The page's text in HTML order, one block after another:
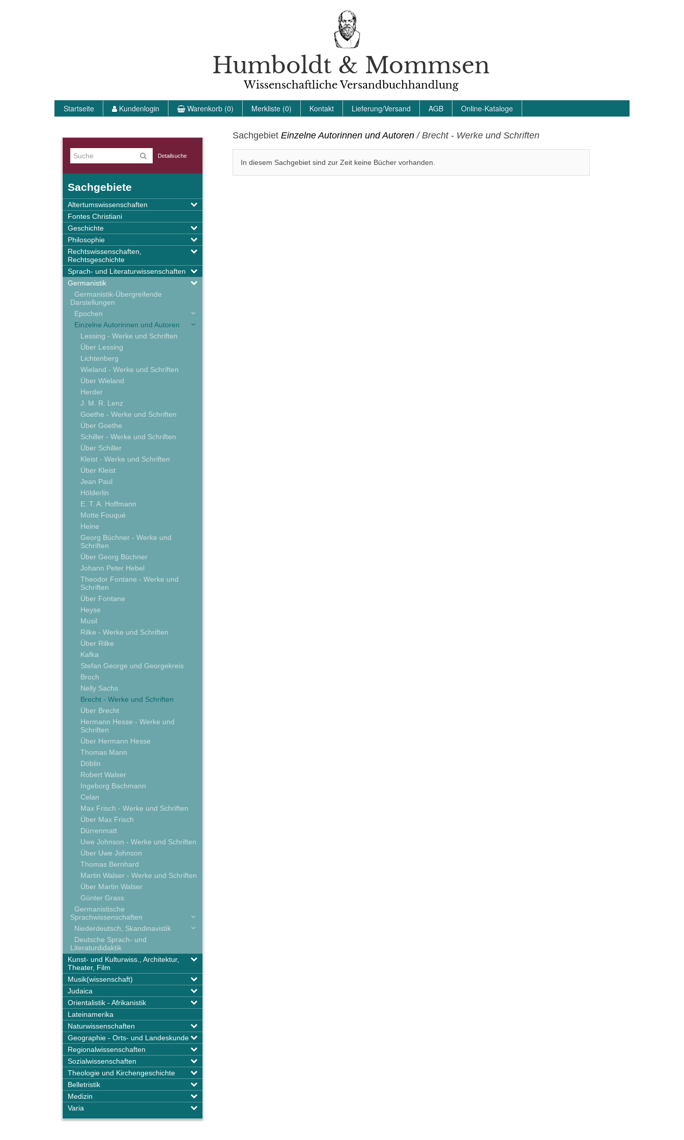
Humboldt & Mommsen
Wissenschaftliche Versandbuchhandlung
Startseite Kundenlogin Warenkorb (0) Merkliste (0) Kontakt Lieferung/Versand AGB Online-Kataloge
Detailsuche
Sachgebiete
Altertumswissenschaften
Fontes Christiani
Geschichte
Philosophie
Rechtswissenschaften,
Rechtsgeschichte
Sprach- und Literaturwissenschaften
Germanistik
Germanistik-Übergreifende
Darstellungen
Epochen
Einzelne Autorinnen und Autoren
Lessing - Werke und Schriften
Über Lessing
Lichtenberg
Wieland - Werke und Schriften
Über Wieland
Herder
J. M. R. Lenz
Goethe - Werke und Schriften
Über Goethe
Schiller - Werke und Schriften
Über Schiller
Kleist - Werke und Schriften
Über Kleist
Jean Paul
Hölderlin
E. T. A. Hoffmann
Motte Fouqué
Heine
Georg Büchner - Werke und
Schriften
Über Georg Büchner
Johann Peter Hebel
Theodor Fontane - Werke und
Schriften
Über Fontane
Heyse
Musil
Rilke - Werke und Schriften
Über Rilke
Kafka
Stefan George und Georgekreis
Broch
Nelly Sachs
Brecht - Werke und Schriften
Über Brecht
Hermann Hesse - Werke und
Schriften
Über Hermann Hesse
Thomas Mann
Döblin
Robert Walser
Ingeborg Bachmann
Celan
Max Frisch - Werke und Schriften
Über Max Frisch
Dürrenmatt
Uwe Johnson - Werke und Schriften
Über Uwe Johnson
Thomas Bernhard
Martin Walser - Werke und Schriften
Über Martin Walser
Günter Grass
Germanistische
Sprachwissenschaften
Niederdeutsch, Skandinavistik
Deutsche Sprach- und
Literaturdidaktik
Kunst- und Kulturwiss., Architektur,
Theater, Film
Musik(wissenschaft)
Judaica
Orientalistik - Afrikanistik
Lateinamerika
Naturwissenschaften
Geographie - Orts- und Landeskunde
Regionalwissenschaften
Sozialwissenschaften
Theologie und Kirchengeschichte
Belletristik
Medizin
Varia
Sachgebiet Einzelne Autorinnen und Autoren/ Brecht - Werke und Schriften
In diesem Sachgebiet sind zur Zeit keine Bücher vorhanden.